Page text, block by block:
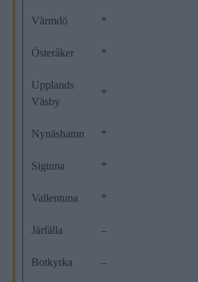
Värmdö *
Österåker *
Upplands
Väsby
*
Nynäshamn *
Sigtuna *
Vallentuna *
Järfälla –
Botkyrka –